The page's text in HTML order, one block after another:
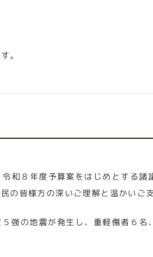
。
和８年度予算案をはじめとする
の皆様方の深いご理解と温かいご
強の地震が発生し、重軽傷者６